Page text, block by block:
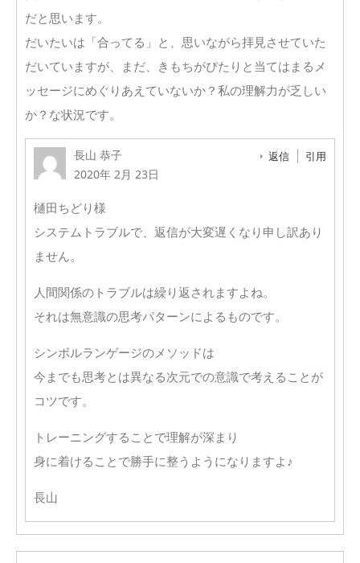
だと思います。
だいたいは「合ってる」と、思いながら拝見させていた
だいていますが、まだ、きもちがぴたりと当てはまるメ
ッセージにめぐりあえていないか？私の理解力が乏しい
か？な状況です。
長山 恭子
2020年 2月 23日
返信 引用
樋田ちどり様
システムトラブルで、返信が大変遅くなり申し訳あり
ません。
人間関係のトラブルは繰り返されますよね。
それは無意識の思考パターンによるものです。
シンボルランゲージのメソッドは
今までも思考とは異なる次元での意識で考えることが
コツです。
トレーニングすることで理解が深まり
身に着けることで勝手に整うようになりますよ♪
長山